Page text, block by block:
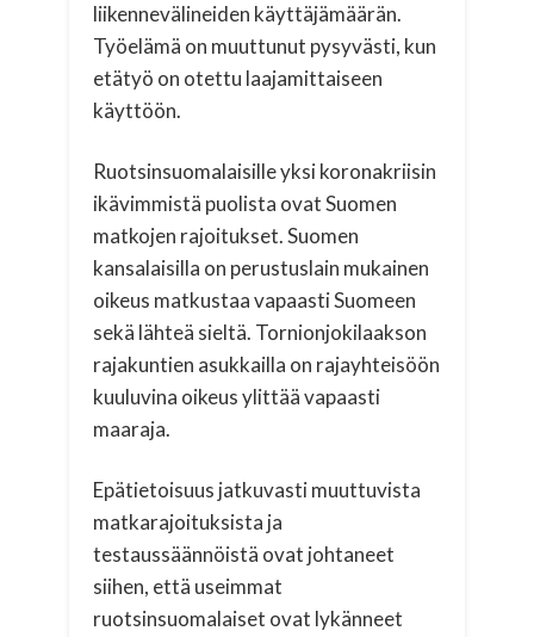
liikennevälineiden käyttäjämäärän.
Työelämä on muuttunut pysyvästi, kun
etätyö on otettu laajamittaiseen
käyttöön.
Ruotsinsuomalaisille yksi koronakriisin
ikävimmistä puolista ovat Suomen
matkojen rajoitukset. Suomen
kansalaisilla on perustuslain mukainen
oikeus matkustaa vapaasti Suomeen
sekä lähteä sieltä. Tornionjokilaakson
rajakuntien asukkailla on rajayhteisöön
kuuluvina oikeus ylittää vapaasti
maaraja.
Epätietoisuus jatkuvasti muuttuvista
matkarajoituksista ja
testaussäännöistä ovat johtaneet
siihen, että useimmat
ruotsinsuomalaiset ovat lykänneet